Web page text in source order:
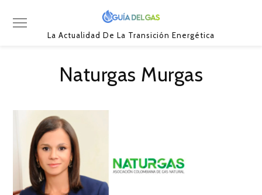
La Actualidad De La Transición Energética
Naturgas Murgas